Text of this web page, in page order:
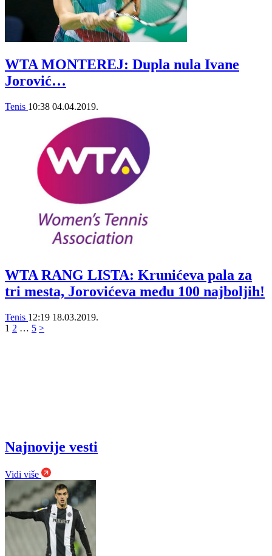
WTA MONTEREJ: Dupla nula Ivane
Jorović…
Tenis 10:38 04.04.2019.
WTA RANG LISTA: Krunićeva pala za
tri mesta, Jorovićeva među 100 najboljih!
Tenis 12:19 18.03.2019.
1 2 … 5 >
Najnovije vesti
Vidi više